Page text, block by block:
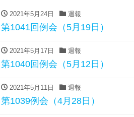
2021年5月24日 週報
第1041回例会（5月19日）
2021年5月17日 週報
第1040回例会（5月12日）
2021年5月11日 週報
第1039例会（4月28日）